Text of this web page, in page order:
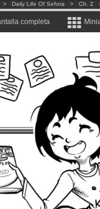
> Daily Life Of Sefora > Ch. 2
completa